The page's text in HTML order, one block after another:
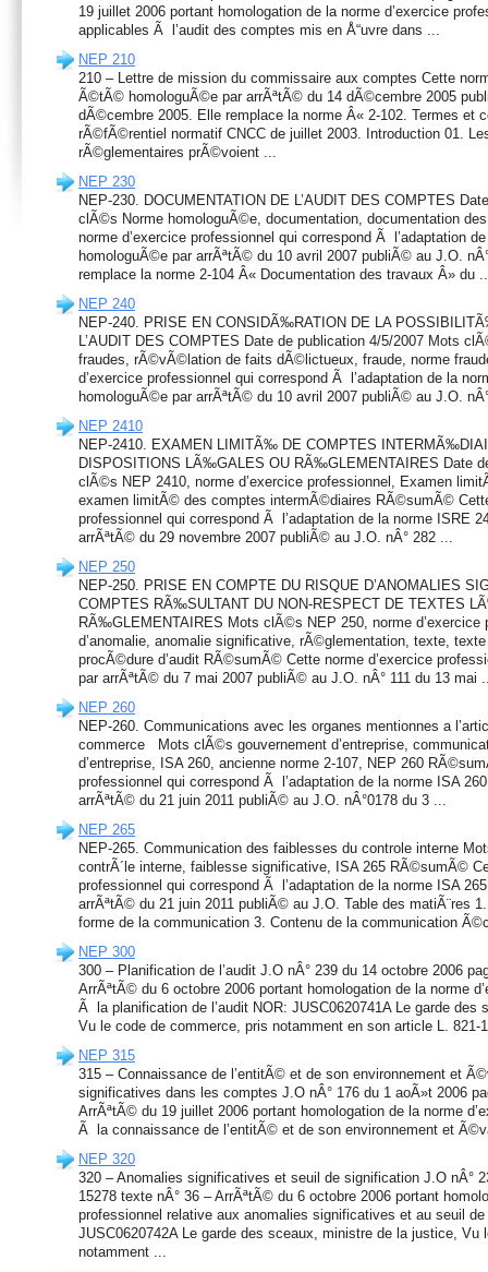
19 juillet 2006 portant homologation de la norme d’exercice
applicables Ã l’audit des comptes mis en Å“uvre dans ...
NEP 210
210 – Lettre de mission du commissaire aux comptes Cette
Ã©tÃ© homologuÃ©e par arrÃªtÃ© du 14 dÃ©cembre 2005
dÃ©cembre 2005. Elle remplace la norme Â« 2-102. Termes et
rÃ©fÃ©rentiel normatif CNCC de juillet 2003. Introduction 01.
rÃ©glementaires prÃ©voient ...
NEP 230
NEP-230. DOCUMENTATION DE L’AUDIT DES COMPTES
clÃ©s Norme homologuÃ©e, documentation, documentation
norme d’exercice professionnel qui correspond Ã l’adaptation
homologuÃ©e par arrÃªtÃ© du 10 avril 2007 publiÃ© au J.O.
remplace la norme 2-104 Â« Documentation des travaux Â» du
NEP 240
NEP-240. PRISE EN CONSIDÃ‰RATION DE LA
L’AUDIT DES COMPTES Date de publication 4/5/2007 Mots
fraudes, rÃ©vÃ©lation de faits dÃ©lictueux, fraude, norme
d’exercice professionnel qui correspond Ã l’adaptation de la
homologuÃ©e par arrÃªtÃ© du 10 avril 2007 publiÃ© au J.O.
NEP 2410
NEP-2410. EXAMEN LIMITÃ‰ DE COMPTES
DISPOSITIONS LÃ‰GALES OU RÃ‰GLEMENTAIRES Date
clÃ©s NEP 2410, norme d’exercice professionnel, Examen
examen limitÃ© des comptes intermÃ©diaires RÃ©sumÃ©
professionnel qui correspond Ã l’adaptation de la norme ISRE
arrÃªtÃ© du 29 novembre 2007 publiÃ© au J.O. nÂ° 282 ...
NEP 250
NEP-250. PRISE EN COMPTE DU RISQUE D’ANOMALIES
COMPTES RÃ‰SULTANT DU NON-RESPECT DE TEXTES
RÃ‰GLEMENTAIRES Mots clÃ©s NEP 250, norme d’exercice
d’anomalie, anomalie significative, rÃ©glementation, texte,
procÃ©dure d’audit RÃ©sumÃ© Cette norme d’exercice
par arrÃªtÃ© du 7 mai 2007 publiÃ© au J.O. nÂ° 111 du 13 mai
NEP 260
NEP-260. Communications avec les organes mentionnes a
commerce Mots clÃ©s gouvernement d’entreprise,
d’entreprise, ISA 260, ancienne norme 2-107, NEP 260
professionnel qui correspond Ã l’adaptation de la norme ISA
arrÃªtÃ© du 21 juin 2011 publiÃ© au J.O. nÂ°0178 du 3 ...
NEP 265
NEP-265. Communication des faiblesses du controle interne
contrÃ´le interne, faiblesse significative, ISA 265 RÃ©sumÃ©
professionnel qui correspond Ã l’adaptation de la norme ISA
arrÃªtÃ© du 21 juin 2011 publiÃ© au J.O. Table des matiÃ¨res
forme de la communication 3. Contenu de la communication
NEP 300
300 – Planification de l’audit J.O nÂ° 239 du 14 octobre 2006
ArrÃªtÃ© du 6 octobre 2006 portant homologation de la norme
Ã la planification de l’audit NOR: JUSC0620741A Le garde des
Vu le code de commerce, pris notamment en son article L. 821-
NEP 315
315 – Connaissance de l’entitÃ© et de son environnement et
significatives dans les comptes J.O nÂ° 176 du 1 aoÃ»t 2006
ArrÃªtÃ© du 19 juillet 2006 portant homologation de la norme
Ã la connaissance de l’entitÃ© et de son environnement et
NEP 320
320 – Anomalies significatives et seuil de signification J.O nÂ°
15278 texte nÂ° 36 – ArrÃªtÃ© du 6 octobre 2006 portant
professionnel relative aux anomalies significatives et au seuil
JUSC0620742A Le garde des sceaux, ministre de la justice, Vu
notamment ...